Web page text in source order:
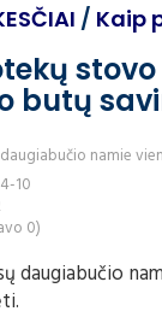
/ Kaip
butų
namie
10
0)
daugiabučio